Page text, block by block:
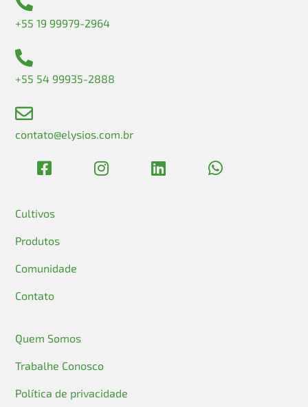
+55 19 99979-2964
+55 54 99935-2888
contato@elysios.com.br
Cultivos
Produtos
Comunidade
Contato
Quem Somos
Trabalhe Conosco
Política de privacidade